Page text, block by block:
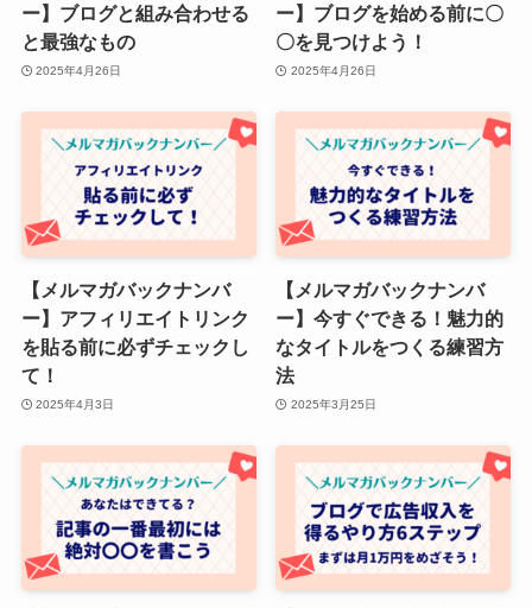
ー】ブログと組み合わせる
と最強なもの
2025年4月26日
ー】ブログを始める前に〇
〇を見つけよう！
2025年4月26日
【メルマガバックナンバ
ー】アフィリエイトリンク
を貼る前に必ずチェックし
て！
2025年4月3日
【メルマガバックナンバ
ー】今すぐできる！魅力的
なタイトルをつくる練習方
法
2025年3月25日